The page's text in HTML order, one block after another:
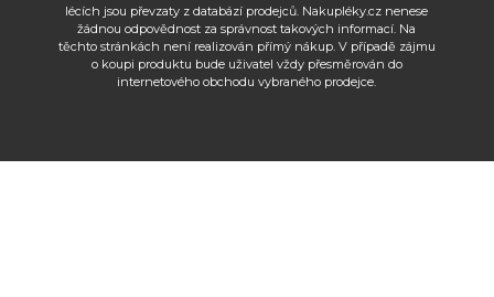
lécích jsou převzaty z databází prodejců. Nakupléky.cz nenese
žádnou odpovědnost za správnost takových informací. Na
těchto stránkách není realizován přímý nákup. V případě zájmu
o koupi produktu bude uživatel vždy přesměrován do
internetového obchodu vybraného prodejce.